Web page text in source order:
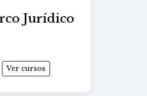
Jurídico
Ver cursos